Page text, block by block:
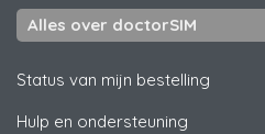
Alles over doctorSIM
Status van mijn bestelling
Hulp en ondersteuning